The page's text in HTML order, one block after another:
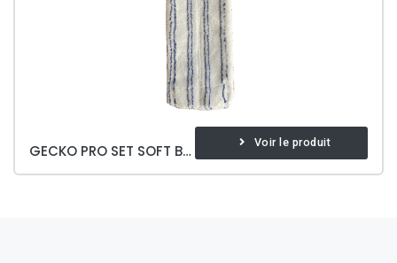
GECKO PRO SET SOFT BRITE Voir le produit